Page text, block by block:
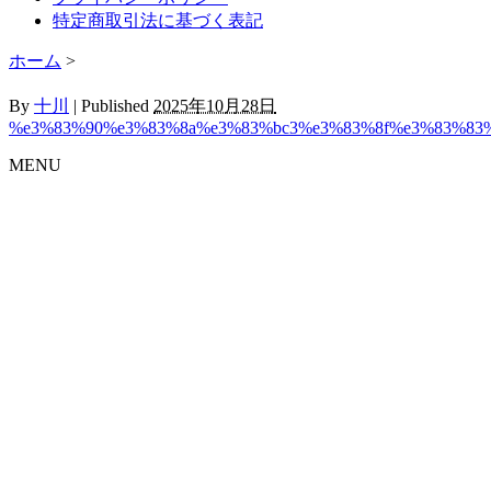
特定商取引法に基づく表記
ホーム >
By 十川 | Published 2025年10月28日
MENU